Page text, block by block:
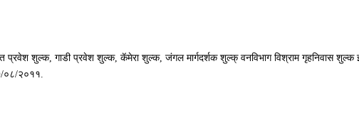
प्रवेश शुल्क, गाडी प्रवेश शुल्क, कॅमेरा शुल्क, जंगल मार्गदर्शक शुल्क् वनविभाग विश्राम गृहनिवास
०८/२०११.